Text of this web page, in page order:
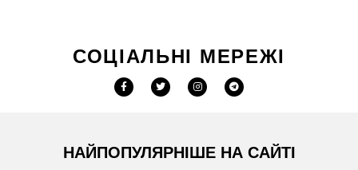
СОЦІАЛЬНІ МЕРЕЖІ
НАЙПОПУЛЯРНІШЕ НА САЙТІ